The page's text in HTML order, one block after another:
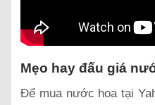
Mẹo hay đấu giá
Để mua nước hoa tại